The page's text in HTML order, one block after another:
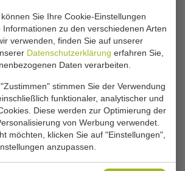
Sie Ihre Cookie-Einstellungen
zu den verschiedenen Arten
verwenden, finden Sie auf unserer
Datenschutzerklärung erfahren Sie,
Daten verarbeiten.
stimmen Sie der Verwendung
funktionaler, analytischer und
Diese werden zur Optimierung der
von Werbung verwendet.
möchten, klicken Sie auf "Einstellungen",
anzupassen.
zuzugreifen.
EINSTELLUNGEN ÄNDERN